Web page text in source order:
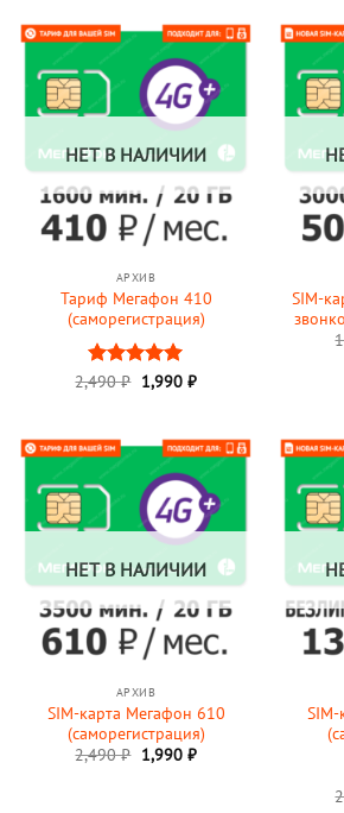
НЕТ В НАЛИЧИИ
АРХИВ
Тариф Мегафон 410
(саморегистрация)
Оценка5
2,490₽ Первоначальная
цена
1,990 ₽Текущая
SIM-
НЕТ В НАЛИЧИИ
АРХИВ
SIM-карта Мегафон 610
(саморегистрация)
2,490₽ Первоначальная
цена
1,990 ₽Текущая